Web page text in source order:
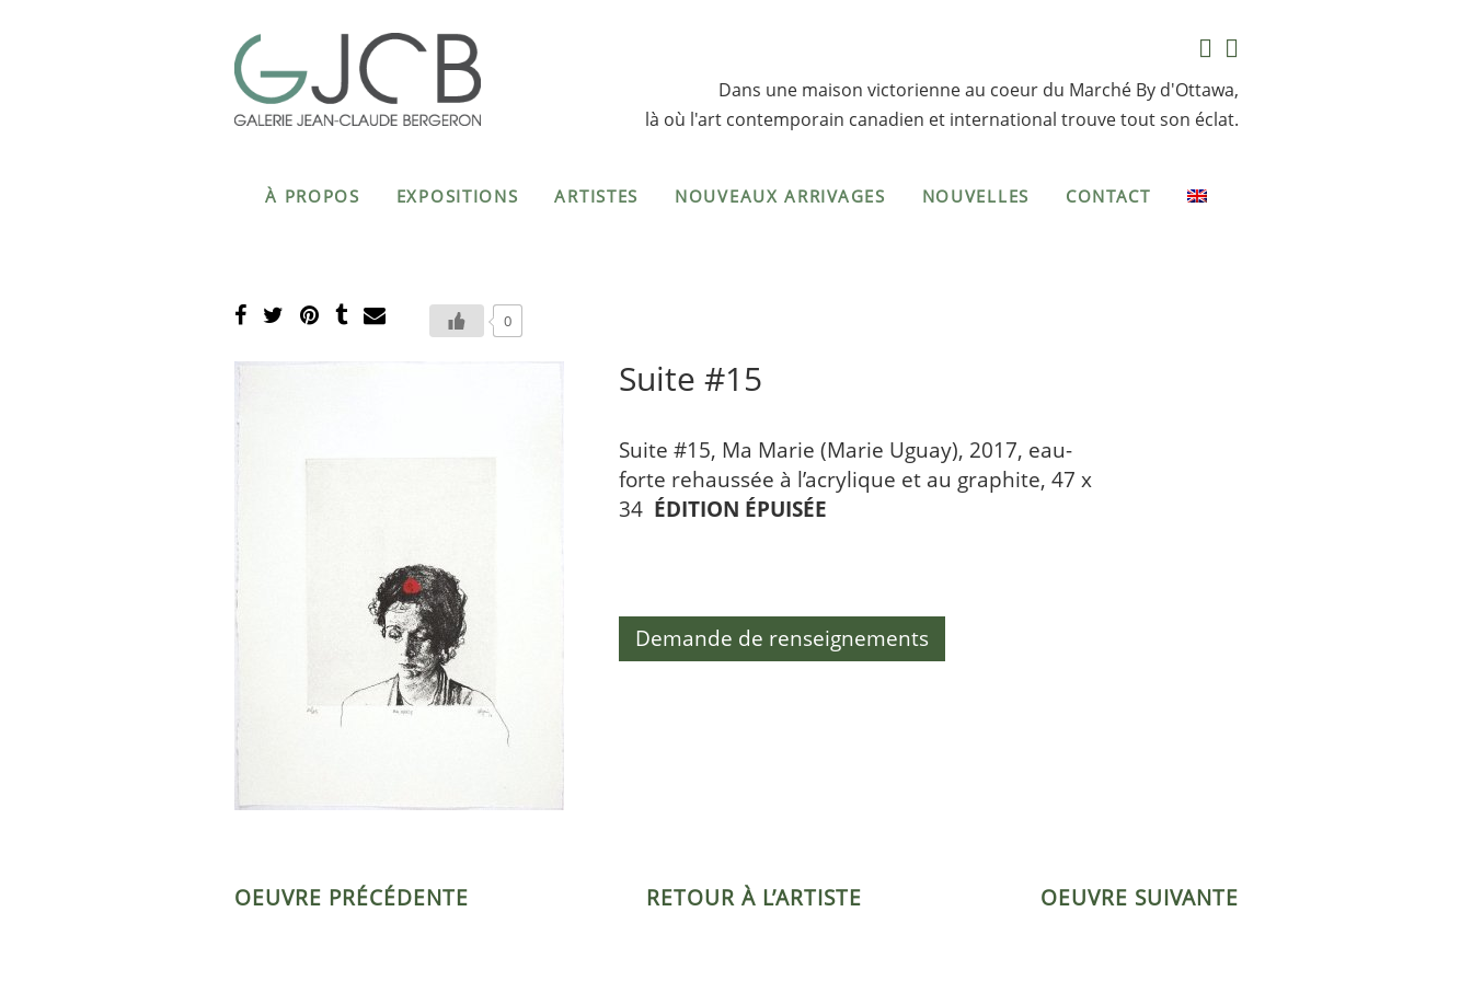
Dans une maison victorienne au coeur du Marché By d'Ottawa,
là où l'art contemporain canadien et international trouve tout son éclat.
À PROPOS EXPOSITIONS ARTISTES NOUVEAUX ARRIVAGES NOUVELLES CONTACT
0
Suite #15
Suite #15, Ma Marie (Marie Uguay), 2017, eau-
forte rehaussée à l’acrylique et au graphite, 47 x
34 ÉDITION ÉPUISÉE
Demande de renseignements
OEUVRE PRÉCÉDENTE RETOUR À L’ARTISTE OEUVRE SUIVANTE